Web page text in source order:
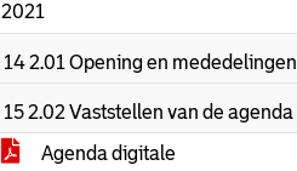
2021
14 2.01 Opening en mededelingen
15 2.02 Vaststellen van de agenda
Agenda digitale